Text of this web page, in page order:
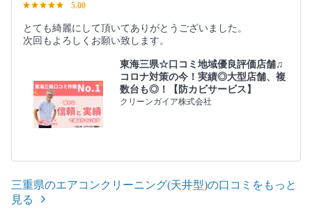
5.00
とても綺麗にして頂いてありがとうございました。
次回もよろしくお願い致します。
東海三県☆口コミ地域優良評価店舗♫
コロナ対策の今！実績◎大型店舗、複
数台も◎！【防カビサービス】
クリーンガイア株式会社
三重県のエアコンクリーニング(天井型)の口コミをもっと
見る